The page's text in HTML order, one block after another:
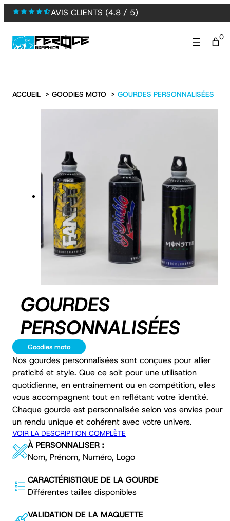
Aller
au
contenu
AVIS CLIENTS (4.8 / 5)
0
ACCUEIL GOODIES MOTO GOURDES PERSONNALISÉES
GOURDES
PERSONNALISÉES
Goodies moto
Nos gourdes personnalisées sont conçues pour allier
praticité et style. Que ce soit pour une utilisation
quotidienne, en entraînement ou en compétition, elles
vous accompagnent tout en reflétant votre identité.
Chaque gourde est personnalisée selon vos envies pour
un rendu unique et cohérent avec votre univers.
VOIR LA DESCRIPTION COMPLÈTE
À PERSONNALISER :
Nom, Prénom, Numéro, Logo
CARACTÉRISTIQUE DE LA GOURDE
Différentes tailles disponibles
VALIDATION DE LA MAQUETTE